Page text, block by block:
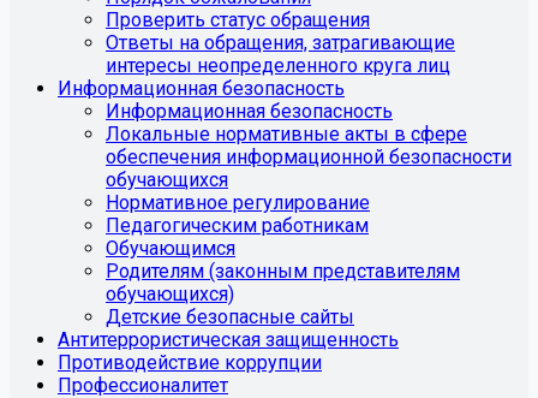
Проверить статус обращения
Ответы на обращения, затрагивающие
интересы неопределенного круга лиц
Информационная безопасность
Информационная безопасность
Локальные нормативные акты в сфере
обеспечения информационной безопасности
обучающихся
Нормативное регулирование
Педагогическим работникам
Обучающимся
Родителям (законным представителям
обучающихся)
Детские безопасные сайты
Антитеррористическая защищенность
Противодействие коррупции
Профессионалитет